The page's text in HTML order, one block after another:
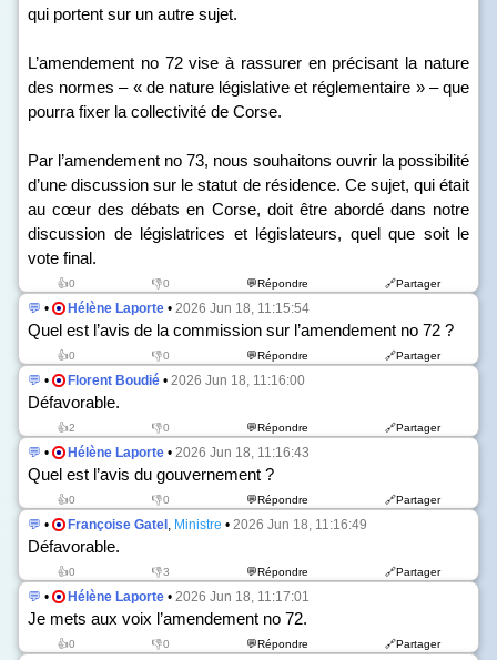
qui portent sur un autre sujet.
L’amendement no72 vise à rassurer en précisant la nature
des normes – « de nature législative et réglementaire » – que
pourra fixer la collectivité de Corse.
Par l’amendement no 73, nous souhaitons ouvrir la possibilité
d’une discussion sur le statut de résidence. Ce sujet, qui était
au cœur des débats en Corse, doit être abordé dans notre
discussion de législatrices et législateurs, quel que soit le
vote final.
👍0 👎0 💬Répondre 🔗Partager
💬 • Hélène Laporte • 2026 Jun 18, 11:15:54
Quel est l’avis de la commission sur l’amendement no 72 ?
👍0 👎0 💬Répondre 🔗Partager
💬 • Florent Boudié • 2026 Jun 18, 11:16:00
Défavorable.
👍2 👎0 💬Répondre 🔗Partager
💬 • Hélène Laporte • 2026 Jun 18, 11:16:43
Quel est l’avis du gouvernement ?
👍0 👎0 💬Répondre 🔗Partager
💬 • Françoise Gatel , Ministre • 2026 Jun 18, 11:16:49
Défavorable.
👍0 👎3 💬Répondre 🔗Partager
💬 • Hélène Laporte • 2026 Jun 18, 11:17:01
Je mets aux voix l’amendement no 72.
👍0 👎0 💬Répondre 🔗Partager